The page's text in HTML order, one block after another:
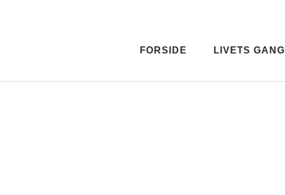
FORSIDE LIVETS GANG